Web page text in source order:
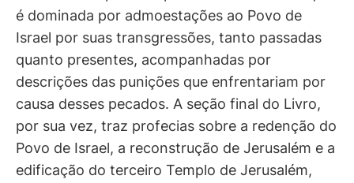
é dominada por admoestações ao Povo de
Israel por suas transgressões, tanto passadas
quanto presentes, acompanhadas por
descrições das punições que enfrentariam por
causa desses pecados. A seção final do Livro,
por sua vez, traz profecias sobre a redenção do
Povo de Israel, a reconstrução de Jerusalém e a
edificação do terceiro Templo de Jerusalém,